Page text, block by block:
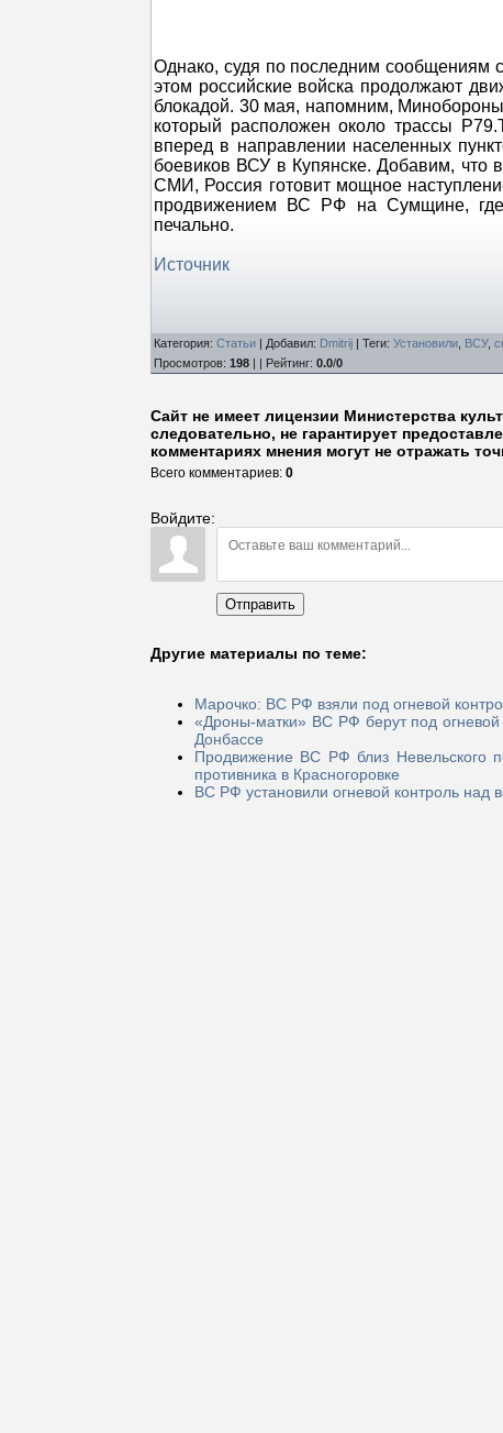
Однако, судя по последним сообщениям
этом российские войска продолжают
блокадой. 30 мая, напомним,
который расположен около трассы
вперед в направлении населенных
боевиков ВСУ в Купянске. Добавим, что
СМИ, Россия готовит мощное
продвижением ВС РФ на Сумщине, где
печально.
Источник
Категория: Статьи | Добавил: Dmitrij | Теги: Установили ВСУ,
Просмотров: 198 | | Рейтинг: 0.0/0
Сайт не имеет лицензии Министерства
следовательно, не гарантирует
комментариях мнения могут не отражать
Всего комментариев: 0
Войдите:
Отправить
Другие материалы по теме:
Марочко: ВС РФ взяли под огневой
«Дроны-матки» ВС РФ берут под огневой
Донбассе
Продвижение ВС РФ близ Невельского
противника в Красногоровке
ВС РФ установили огневой контроль над